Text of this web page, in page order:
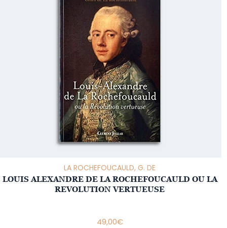
LA ROCHEFOUCAULD, G. DE
LOUIS ALEXANDRE DE LA ROCHEFOUCAULD OU LA
REVOLUTION VERTUEUSE
49,00€